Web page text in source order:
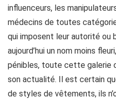
influenceurs, les
médecins de toutes
qui imposent leur autorité ou
aujourd’hui un nom moins
pénibles, toute cette galerie
son actualité. Il est certain
de styles de vêtements, ils